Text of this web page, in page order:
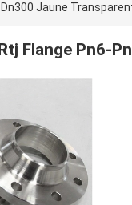
Dn300 Jaune
Flange Pn6-